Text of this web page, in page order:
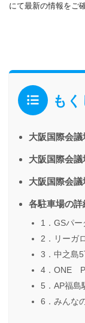
にて最新の情報をご
もく
大阪国際会
大阪国際会
大阪国際会
各駐車場の詳
1．GSパ
2．リーガ
3．中之島
4．ONE
5．AP福島
6．みんな